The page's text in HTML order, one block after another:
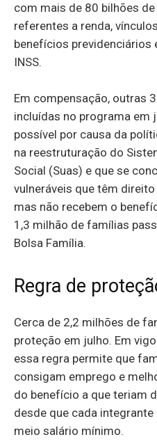
com mais de 80 bilhões
referentes a renda,
benefícios previdenciários
INSS.
Em compensação, outras
incluídas no programa em
possível por causa da
na reestruturação do
Social (Suas) e que se
vulneráveis que têm
mas não recebem o
1,3 milhão de famílias
Bolsa Família.
Regra de
Cerca de 2,2 milhões de
proteção em julho. Em
essa regra permite que
consigam emprego e
do benefício a que teriam
desde que cada
meio salário mínimo.